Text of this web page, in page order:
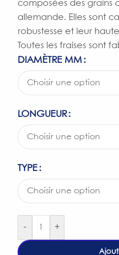
composées des grains
allemande. Elles sont
robustesse et leur
Toutes les fraises sont
DIAMÈTRE MM
LONGUEUR
TYPE
- +